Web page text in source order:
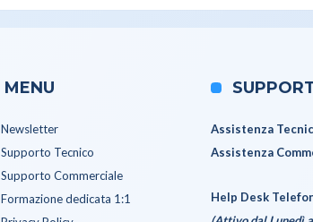
MENU
Newsletter
Supporto Tecnico
Supporto Commerciale
Formazione dedicata 1:1
Assistenza
Assistenza
Help Desk